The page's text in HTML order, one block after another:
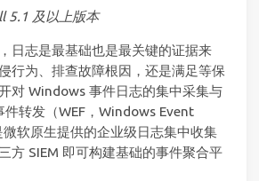
5.1 及以上版本
日志是最基础也是最关键的证据来
行为、排查故障根因，还是满足等保
对 Windows 事件日志的集中采集与
转发（WEF，Windows Event
软原生提供的企业级日志集中收集
方 SIEM 即可构建基础的事件聚合平